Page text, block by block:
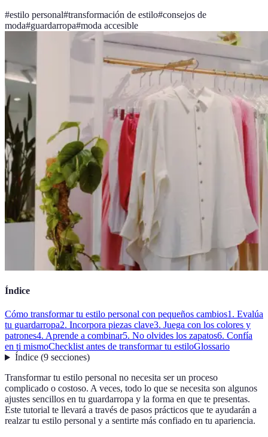
#estilo personal#transformación de estilo#consejos de
moda#guardarropa#moda accesible
Índice
Cómo transformar tu estilo personal con pequeños cambios1. Evalúa
tu guardarropa2. Incorpora piezas clave3. Juega con los colores y
patrones4. Aprende a combinar5. No olvides los zapatos6. Confía
en ti mismoChecklist antes de transformar tu estiloGlossario
Índice(9 secciones)
Transformar tu estilo personal no necesita ser un proceso
complicado o costoso. A veces, todo lo que se necesita son algunos
ajustes sencillos en tu guardarropa y la forma en que te presentas.
Este tutorial te llevará a través de pasos prácticos que te ayudarán a
realzar tu estilo personal y a sentirte más confiado en tu apariencia.